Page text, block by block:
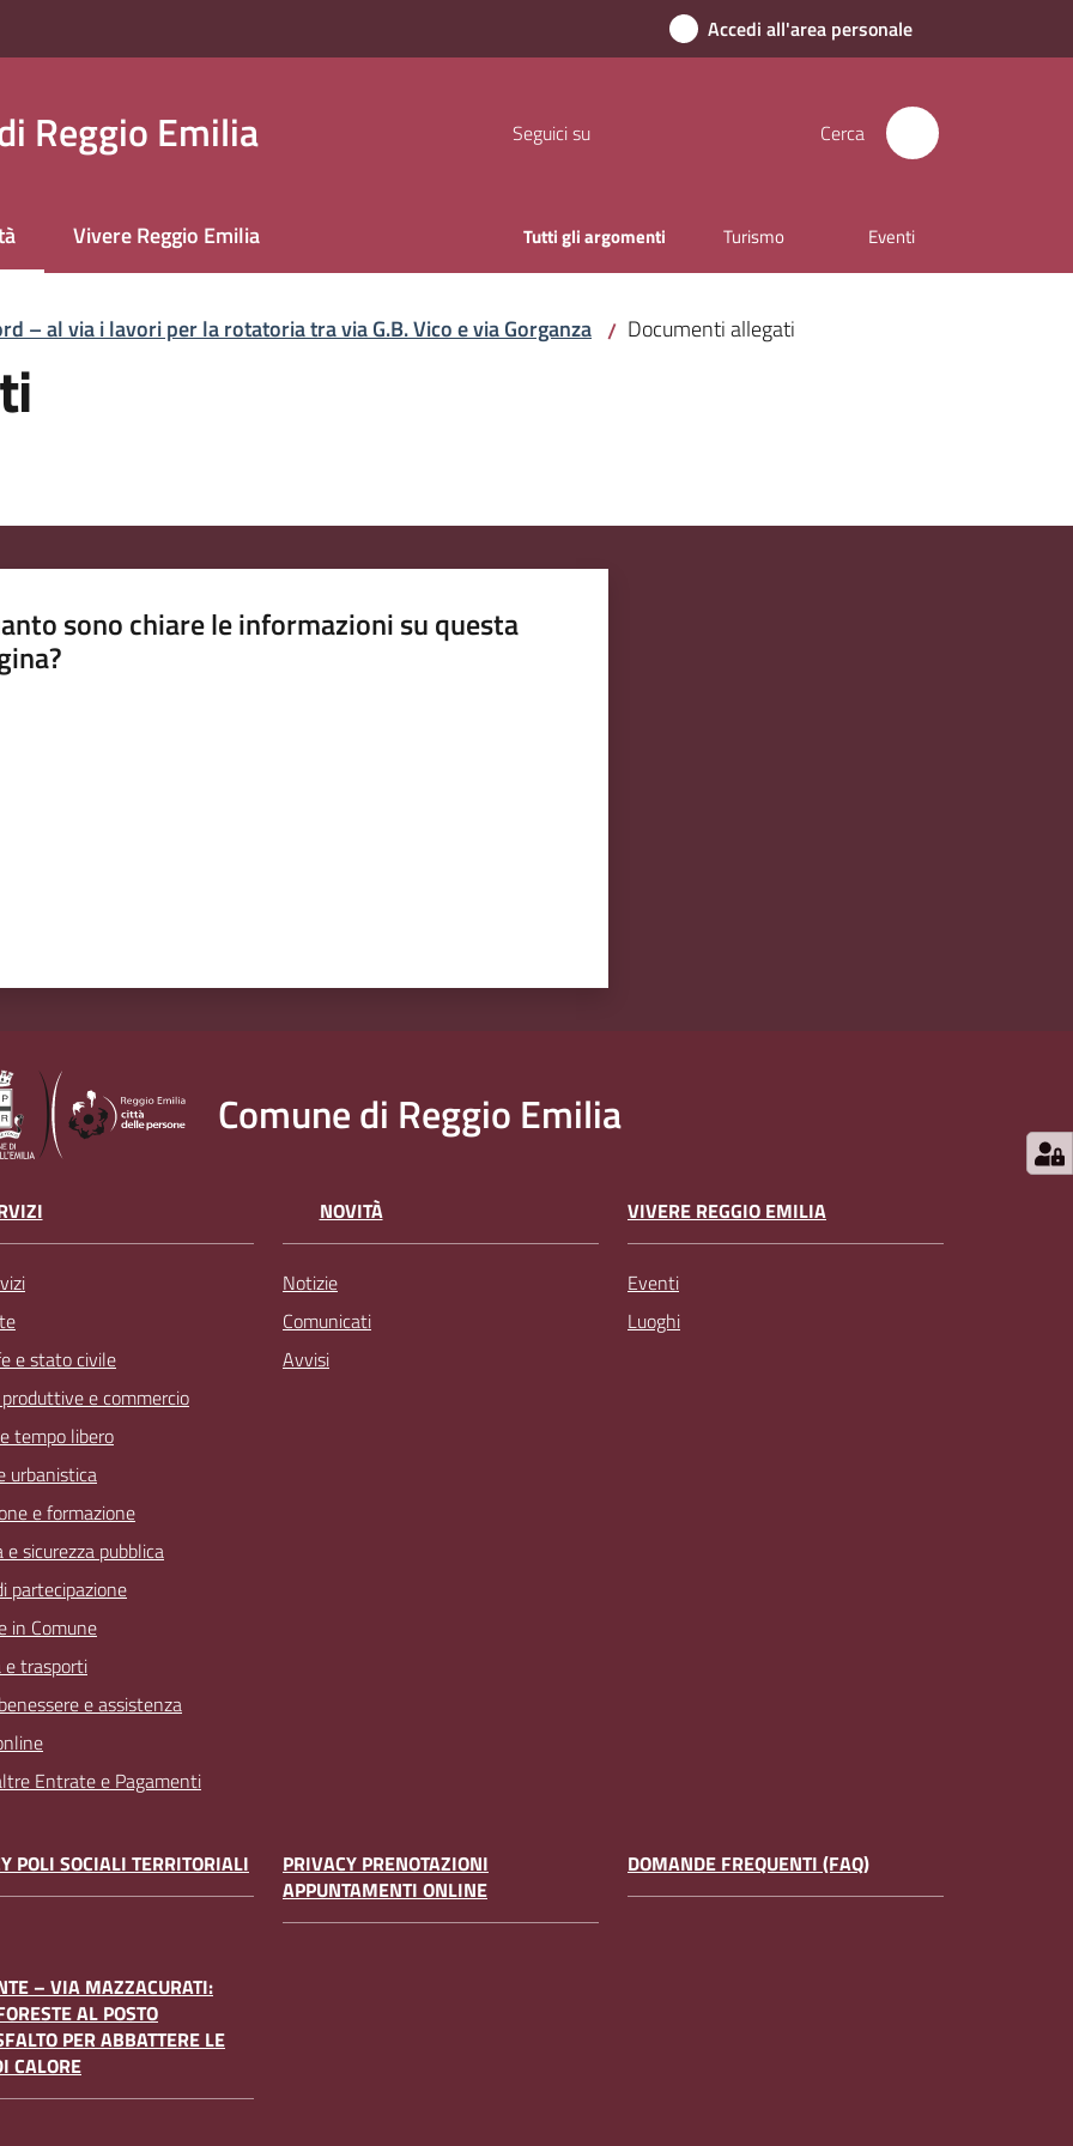
Accedi all'area personale
Reggio Emilia Seguici su Cerca
selezionatoVivere Reggio Emilia Tutti gli argomenti Turismo Eventi
– al via i lavori per la rotatoria tra via G.B. Vico e via Gorganza / Documenti allegati
sono chiare le informazioni su questa
Comune di Reggio Emilia
e stato civile
e commercio
tempo libero
urbanistica
e formazione
e sicurezza pubblica
partecipazione
in Comune
e trasporti
e assistenza
Entrate e Pagamenti
NOVITÀ
Notizie
Comunicati
Avvisi
VIVERE REGGIO EMILIA
Eventi
Luoghi
POLI SOCIALI TERRITORIALI
PRIVACY PRENOTAZIONI
APPUNTAMENTI ONLINE
DOMANDE FREQUENTI (FAQ)
– VIA MAZZACURATI:
AL POSTO
PER ABBATTERE LE
CALORE